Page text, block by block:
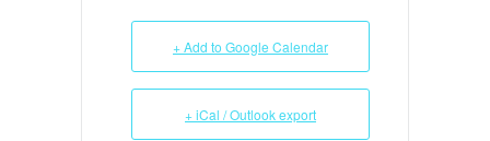
+ Add to Google Calendar
+ iCal / Outlook export